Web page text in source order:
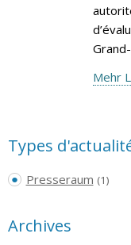
Mehr
Types
Presseraum (1)
Archives